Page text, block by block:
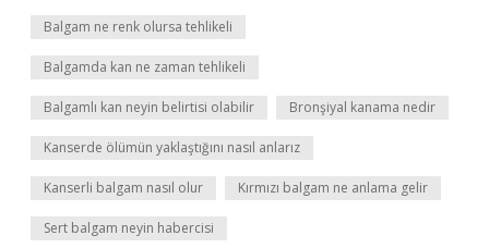
Balgam ne renk olursa tehlikeli
Balgamda kan ne zaman tehlikeli
Balgamlı kan neyin belirtisi olabilir Bronşiyal kanama nedir
Kanserde ölümün yaklaştığını nasıl anlarız
Kanserli balgam nasıl olur Kırmızı balgam ne anlama gelir
Sert balgam neyin habercisi